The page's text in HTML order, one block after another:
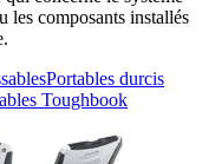
les composants installés
Portables durcis
Toughbook